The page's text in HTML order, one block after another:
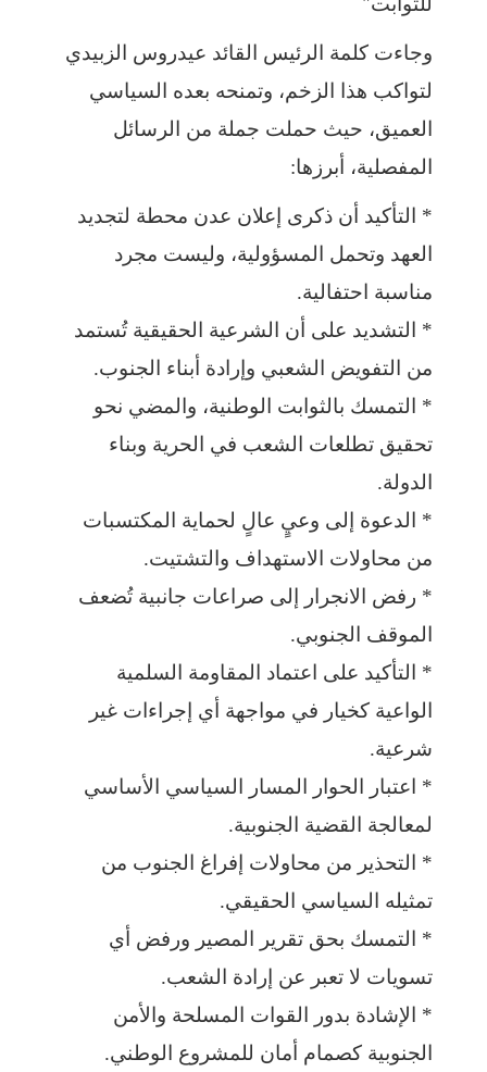
وجاءت كلمة الرئيس القائد عيدروس الزبيدي
لتواكب هذا الزخم، وتمنحه بعده السياسي
العميق، حيث حملت جملة من الرسائل
المفصلية، أبرزها:
* التأكيد أن ذكرى إعلان عدن محطة لتجديد
العهد وتحمل المسؤولية، وليست مجرد
مناسبة احتفالية.
* التشديد على أن الشرعية الحقيقية تُستمد
من التفويض الشعبي وإرادة أبناء الجنوب.
* التمسك بالثوابت الوطنية، والمضي نحو
تحقيق تطلعات الشعب في الحرية وبناء
الدولة.
* الدعوة إلى وعيٍ عالٍ لحماية المكتسبات
من محاولات الاستهداف والتشتيت.
* رفض الانجرار إلى صراعات جانبية تُضعف
الموقف الجنوبي.
* التأكيد على اعتماد المقاومة السلمية
الواعية كخيار في مواجهة أي إجراءات غير
شرعية.
* اعتبار الحوار المسار السياسي الأساسي
لمعالجة القضية الجنوبية.
* التحذير من محاولات إفراغ الجنوب من
تمثيله السياسي الحقيقي.
* التمسك بحق تقرير المصير ورفض أي
تسويات لا تعبر عن إرادة الشعب.
* الإشادة بدور القوات المسلحة والأمن
الجنوبية كصمام أمان للمشروع الوطني.